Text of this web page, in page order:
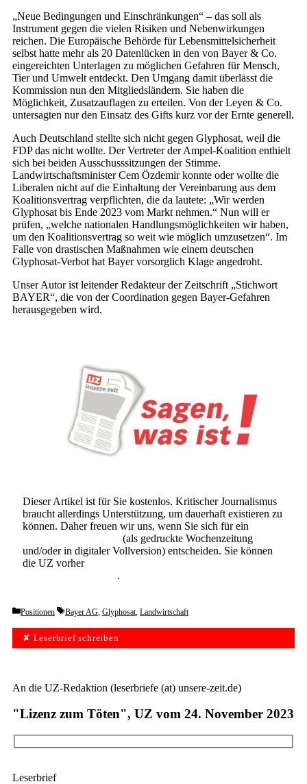
„Neue Bedingungen und Einschränkungen“ – das soll als
Instrument gegen die vielen Risiken und Nebenwirkungen
reichen. Die Europäische Behörde für Lebensmittelsicherheit
selbst hatte mehr als 20 Datenlücken in den von Bayer & Co.
eingereichten Unterlagen zu möglichen Gefahren für Mensch,
Tier und Umwelt entdeckt. Den Umgang damit überlässt die
Kommission nun den Mitgliedsländern. Sie haben die
Möglichkeit, Zusatzauflagen zu erteilen. Von der Leyen & Co.
untersagten nur den Einsatz des Gifts kurz vor der Ernte generell.
Auch Deutschland stellte sich nicht gegen Glyphosat, weil die
FDP das nicht wollte. Der Vertreter der Ampel-Koalition enthielt
sich bei beiden Ausschusssitzungen der Stimme.
Landwirtschaftsminister Cem Özdemir konnte oder wollte die
Liberalen nicht auf die Einhaltung der Vereinbarung aus dem
Koalitionsvertrag verpflichten, die da lautete: „Wir werden
Glyphosat bis Ende 2023 vom Markt nehmen.“ Nun will er
prüfen, „welche nationalen Handlungsmöglichkeiten wir haben,
um den Koalitionsvertrag so weit wie möglich umzusetzen“. Im
Falle von drastischen Maßnahmen wie einem deutschen
Glyphosat-Verbot hat Bayer vorsorglich Klage angedroht.
Unser Autor ist leitender Redakteur der Zeitschrift „Stichwort
BAYER“, die von der Coordination gegen Bayer-Gefahren
herausgegeben wird.
Dieser Artikel ist für Sie kostenlos. Kritischer Journalismus
braucht allerdings Unterstützung, um dauerhaft existieren zu
können. Daher freuen wir uns, wenn Sie sich für ein
(als gedruckte Wochenzeitung
und/oder in digitaler Vollversion) entscheiden. Sie können
die UZ vorher
.
Categories
Positionen Tags
Bayer AG, Glyphosat, Landwirtschaft
✘ Leserbrief schreiben
An die UZ-Redaktion (leserbriefe (at) unsere-zeit.de)
"Lizenz zum Töten", UZ vom 24. November 2023
Leserbrief